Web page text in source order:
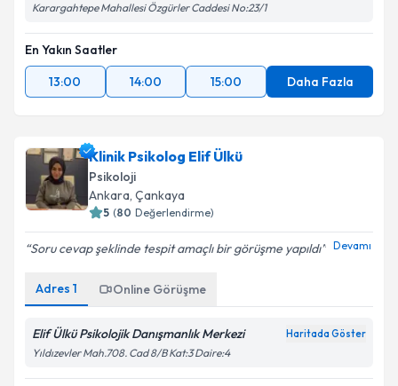
Karargahtepe Mahallesi Özgürler Caddesi No:23/1
En Yakın Saatler
13:00
14:00 15:00 Daha Fazla
Klinik Psikolog Elif Ülkü
Psikoloji
Ankara, Çankaya
5 (80 Değerlendirme)
Soru cevap şeklinde tespit amaçlı bir görüşme yapıldı Devamı
Adres 1 Online Görüşme
Elif Ülkü Psikolojik Danışmanlık Merkezi Haritada Göster
Yıldızevler Mah.708. Cad 8/B Kat:3 Daire:4